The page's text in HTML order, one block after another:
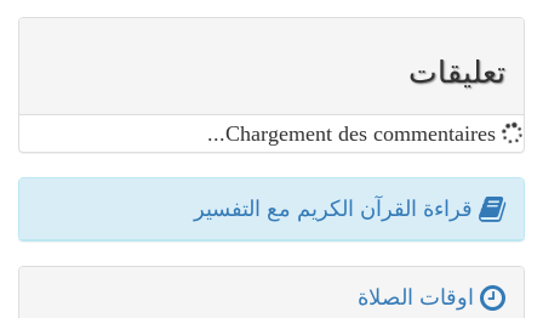
تعليقات
قراءة القرآن الكريم مع التفسير
اوقات الصلاة